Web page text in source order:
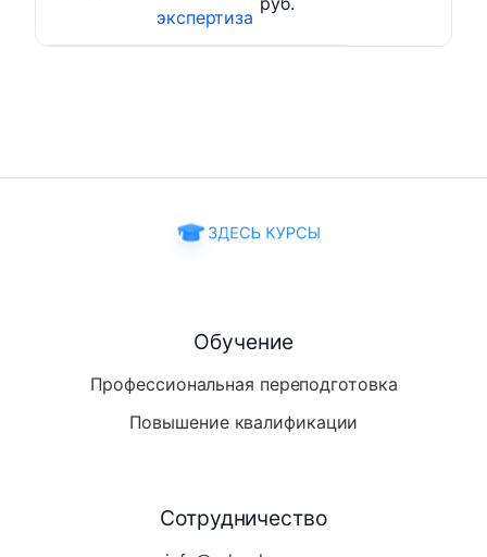
экспертиза
Обучение
Профессиональная переподготовка
Повышение квалификации
Сотрудничество